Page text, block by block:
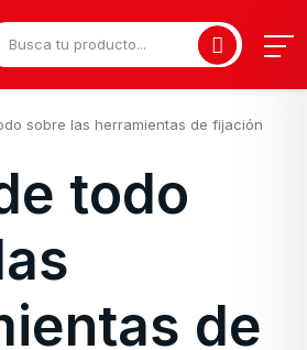
sobre las herramientas de fijación
todo
de